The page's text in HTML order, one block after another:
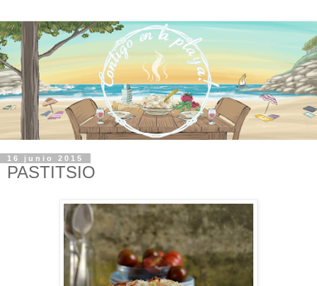
16 junio 2015
PASTITSIO